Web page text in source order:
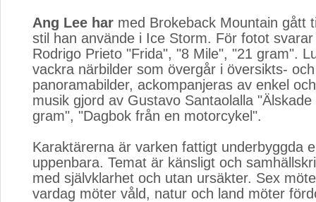
Ang Lee har med Brokeback Mountain gått
stil han använde i Ice Storm. För fotot
Rodrigo Prieto "Frida", "8 Mile", "21 gram".
vackra närbilder som övergår i översikts- och
panoramabilder, ackompanjeras av enkel
musik gjord av Gustavo Santaolalla
gram", "Dagbok från en motorcykel".
Karaktärerna är varken fattigt underbyggda
uppenbara. Temat är känsligt och
med självklarhet och utan ursäkter. Sex
vardag möter våld, natur och land möter